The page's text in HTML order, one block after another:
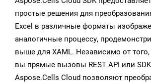
простые решения для
Excel в различные форматы
аналогичные процессу,
выше для XAML. Независимо от того,
вы прямые вызовы REST API или
Aspose.Cells Cloud позволяют